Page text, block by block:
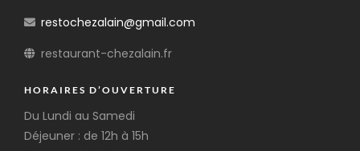
restochezalain@gmail.com
restaurant-chezalain.fr
HORAIRES D’OUVERTURE
Du Lundi au Samedi
Déjeuner : de 12h à 15h